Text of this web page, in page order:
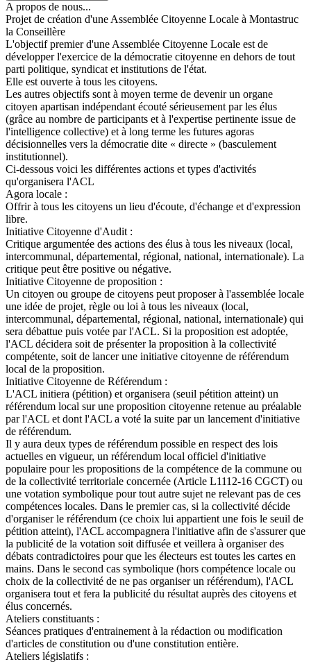
A propos de nous...
Projet de création d'une Assemblée Citoyenne Locale à Montastruc
la Conseillère
L'objectif premier d'une Assemblée Citoyenne Locale est de
développer l'exercice de la démocratie citoyenne en dehors de tout
parti politique, syndicat et institutions de l'état.
Elle est ouverte à tous les citoyens.
Les autres objectifs sont à moyen terme de devenir un organe
citoyen apartisan indépendant écouté sérieusement par les élus
(grâce au nombre de participants et à l'expertise pertinente issue de
l'intelligence collective) et à long terme les futures agoras
décisionnelles vers la démocratie dite « directe » (basculement
institutionnel).
Ci-dessous voici les différentes actions et types d'activités
qu'organisera l'ACL
Agora locale :
Offrir à tous les citoyens un lieu d'écoute, d'échange et d'expression
libre.
Initiative Citoyenne d'Audit :
Critique argumentée des actions des élus à tous les niveaux (local,
intercommunal, départemental, régional, national, internationale). La
critique peut être positive ou négative.
Initiative Citoyenne de proposition :
Un citoyen ou groupe de citoyens peut proposer à l'assemblée locale
une idée de projet, règle ou loi à tous les niveaux (local,
intercommunal, départemental, régional, national, internationale) qui
sera débattue puis votée par l'ACL. Si la proposition est adoptée,
l'ACL décidera soit de présenter la proposition à la collectivité
compétente, soit de lancer une initiative citoyenne de référendum
local de la proposition.
Initiative Citoyenne de Référendum :
L'ACL initiera (pétition) et organisera (seuil pétition atteint) un
référendum local sur une proposition citoyenne retenue au préalable
par l'ACL et dont l'ACL a voté la suite par un lancement d'initiative
de référendum.
Il y aura deux types de référendum possible en respect des lois
actuelles en vigueur, un référendum local officiel d'initiative
populaire pour les propositions de la compétence de la commune ou
de la collectivité territoriale concernée (Article L1112-16 CGCT) ou
une votation symbolique pour tout autre sujet ne relevant pas de ces
compétences locales. Dans le premier cas, si la collectivité décide
d'organiser le référendum (ce choix lui appartient une fois le seuil de
pétition atteint), l'ACL accompagnera l'initiative afin de s'assurer que
la publicité de la votation soit diffusée et veillera à organiser des
débats contradictoires pour que les électeurs est toutes les cartes en
mains. Dans le second cas symbolique (hors compétence locale ou
choix de la collectivité de ne pas organiser un référendum), l'ACL
organisera tout et fera la publicité du résultat auprès des citoyens et
élus concernés.
Ateliers constituants :
Séances pratiques d'entrainement à la rédaction ou modification
d'articles de constitution ou d'une constitution entière.
Ateliers législatifs :